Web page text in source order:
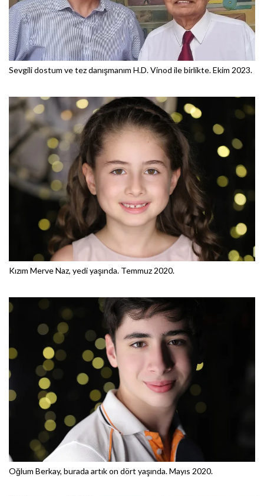
Sevgili dostum ve tez danışmanım H.D. Vinod ile birlikte. Ekim 2023.
Kızım Merve Naz, yedi yaşında. Temmuz 2020.
Oğlum Berkay, burada artık on dört yaşında. Mayıs 2020.